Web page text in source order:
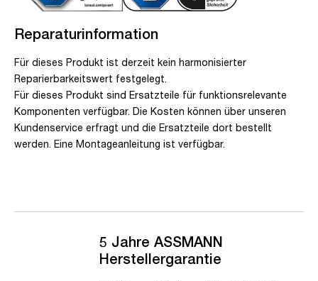
Reparaturinformation
Für dieses Produkt ist derzeit kein harmonisierter
Reparierbarkeitswert festgelegt.
Für dieses Produkt sind Ersatzteile für funktionsrelevante
Komponenten verfügbar. Die Kosten können über unseren
Kundenservice erfragt und die Ersatzteile dort bestellt
werden. Eine Montageanleitung ist verfügbar.
5 Jahre ASSMANN
Herstellergarantie